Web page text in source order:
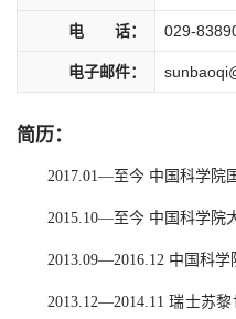
电 话： 029-
电子邮件：
简历：
2017.01—至今 中国科学院
2015.10—至今 中国科学院
2013.09—2016.12 中国科
2013.12—2014.11 瑞士苏